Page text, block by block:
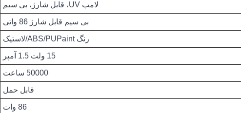
لامپ UV، قابل شارژ، بی سیم
بی سیم قابل شارژ 86 واتی
رنگ ABS/PUPaint/لاستیک
15 ولت 1.5 آمپر
50000 ساعت
قابل حمل
86 وات